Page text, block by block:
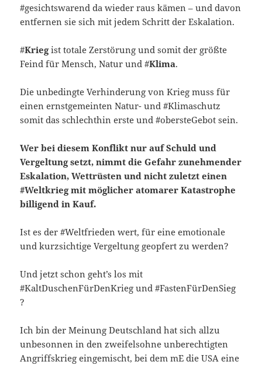
#gesichtswarend da wieder raus kämen – und davon
entfernen sie sich mit jedem Schritt der Eskalation.
#Kriegist totale Zerstörung und somit der größte
Feind für Mensch, Natur und #Klima.
Die unbedingte Verhinderung von Krieg muss für
einen ernstgemeinten Natur- und #Klimaschutz
somit das schlechthin erste und #obersteGebot sein.
Wer bei diesem Konflikt nur auf Schuld und
Vergeltung setzt, nimmt die Gefahr zunehmender
Eskalation, Wettrüsten und nicht zuletzt einen
#Weltkrieg mit möglicher atomarer Katastrophe
billigend in Kauf.
Ist es der #Weltfrieden wert, für eine emotionale
und kurzsichtige Vergeltung geopfert zu werden?
Und jetzt schon geht’s los mit
#KaltDuschenFürDenKrieg und #FastenFürDenSieg
?
Ich bin der Meinung Deutschland hat sich allzu
unbesonnen in den zweifelsohne unberechtigten
Angriffskrieg eingemischt, bei dem mE die USA eine